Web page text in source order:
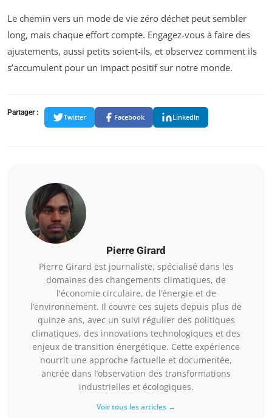
Le chemin vers un mode de vie zéro déchet peut sembler
long, mais chaque effort compte. Engagez-vous à faire des
ajustements, aussi petits soient-ils, et observez comment ils
s’accumulent pour un impact positif sur notre monde.
Partager :
Twitter Facebook LinkedIn
Pierre Girard
Pierre Girard est journaliste, spécialisé dans les
domaines des changements climatiques, de
l'économie circulaire, de l’énergie et de
l’environnement. Il couvre ces sujets depuis plus de
quinze ans, avec un suivi régulier des politiques
climatiques, des innovations technologiques et des
enjeux de transition énergétique. Cette expérience
nourrit une approche factuelle et documentée,
ancrée dans l’observation des transformations
industrielles et écologiques.
Voir tous les articles →